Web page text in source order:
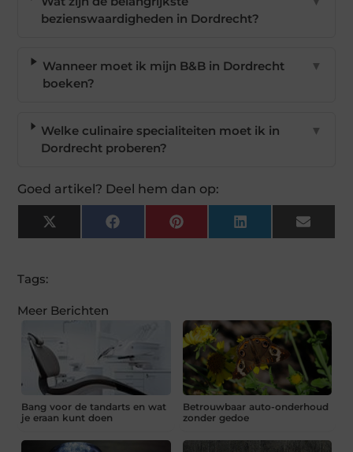
bezienswaardigheden in Dordrecht?
Wanneer moet ik mijn B&B in Dordrecht
boeken?
▼
Welke culinaire specialiteiten moet ik in
Dordrecht proberen?
▼
Goed artikel? Deel hem dan op:
X
(Twitter)
FacebookPinterest LinkedIn Email
Tags:
Meer Berichten
Bang voor de tandarts en wat
je eraan kunt doen
Betrouwbaar auto-onderhoud
zonder gedoe